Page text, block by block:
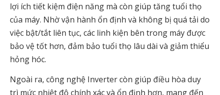
lợi ích tiết kiệm điện năng mà còn giúp tăng tuổi thọ
của máy. Nhờ vận hành ổn định và không bị quá tải do
việc bật/tắt liên tục, các linh kiện bên trong máy được
bảo vệ tốt hơn, đảm bảo tuổi thọ lâu dài và giảm thiểu
hỏng hóc.
Ngoài ra, công nghệ Inverter còn giúp điều hòa duy
trì mức nhiệt độ chính xác và ổn định hơn, mang đến